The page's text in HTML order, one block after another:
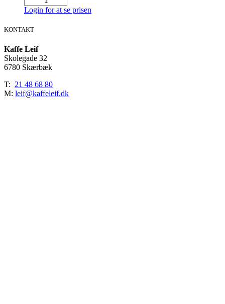
Royal
Granuleret
mælk
500gr.
antal
Login for at se prisen
KONTAKT
Kaffe Leif
Skolegade 32
6780 Skærbæk
T: 21 48 68 80
M: leif@kaffeleif.dk